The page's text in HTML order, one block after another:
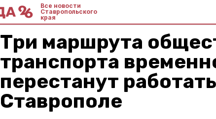
Все новости
Ставропольского
края
Три маршрута
транспорта
перестанут
Ставрополе